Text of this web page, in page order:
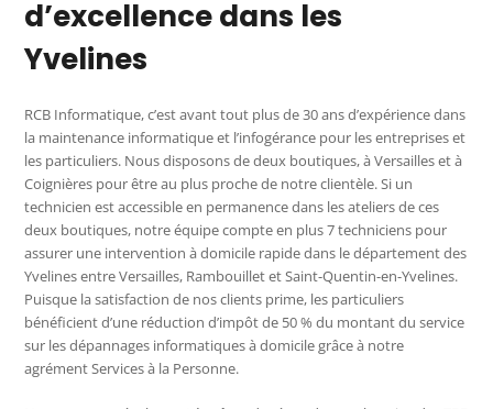
d’excellence dans les
Yvelines
RCB Informatique, c’est avant tout plus de 30 ans d’expérience dans
la maintenance informatique et l’infogérance pour les entreprises et
les particuliers. Nous disposons de deux boutiques, à Versailles et à
Coignières pour être au plus proche de notre clientèle. Si un
technicien est accessible en permanence dans les ateliers de ces
deux boutiques, notre équipe compte en plus 7 techniciens pour
assurer une intervention à domicile rapide dans le département des
Yvelines entre Versailles, Rambouillet et Saint-Quentin-en-Yvelines.
Puisque la satisfaction de nos clients prime, les particuliers
bénéficient d’une réduction d’impôt de 50 % du montant du service
sur les dépannages informatiques à domicile grâce à notre
agrément Services à la Personne.